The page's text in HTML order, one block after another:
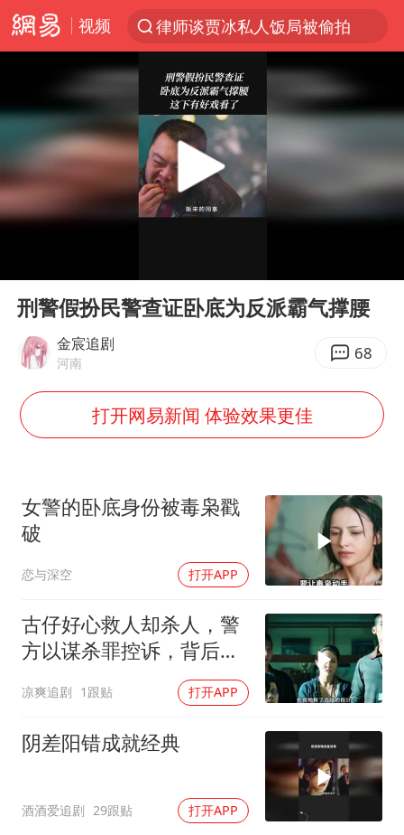
视频
律师谈贾冰私人饭局被偷拍
克雷桑回应绝杀津门虎
人形机器人第一股
江苏昆山升级发布暴雨红警
多地银行上调存款利率
武汉3名城管协管员殴打摊主被刑拘
男子结婚8年3个女儿都不是亲生
白海豚可深入内陆制造大范围风雨
NBA传奇教练老尼尔森去世
手机真会“偷听”我们说话吗
加沙约14万栋建筑被完全摧毁
5万小车卖不动 微型代步车集体遇冷
从科技创新看开局起步的时与势
Play
刑警假扮民警查证卧底为反派霸气撑腰
金宸追剧
河南 68
打开网易新闻 体验效果更佳
女警的卧底身份被毒枭戳
破
恋与深空 打开APP
古仔好心救人却杀人，警
方以谋杀罪控诉，背后真
凉爽追剧 1跟贴 打开APP
阴差阳错成就经典
酒酒爱追剧 29跟贴 打开APP